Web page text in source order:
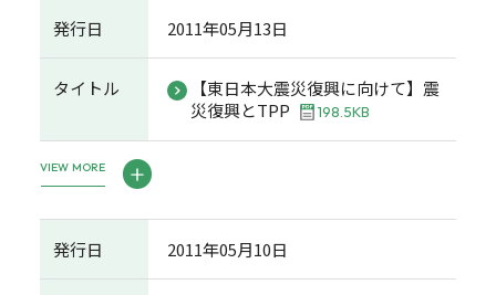
発行日 2011年05月13日
タイトル
【東日本大震災復興に向けて】震
災復興とTPP
198.5KB
VIEW MORE
発行日 2011年05月10日